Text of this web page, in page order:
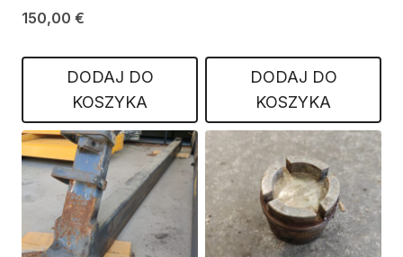
150,00 €
DODAJ DO
KOSZYKA
DODAJ DO
KOSZYKA